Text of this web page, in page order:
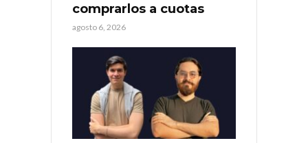
comprarlos a cuotas
agosto 6, 2026